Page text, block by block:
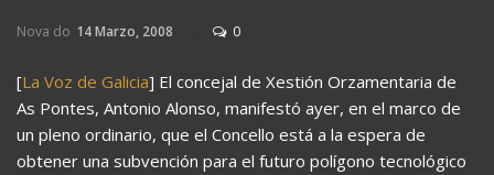
Nova do 14 Marzo, 2008 0
[La Voz de Galicia] El concejal de Xestión Orzamentaria de
As Pontes, Antonio Alonso, manifestó ayer, en el marco de
un pleno ordinario, que el Concello está a la espera de
obtener una subvención para el futuro polígono tecnológico